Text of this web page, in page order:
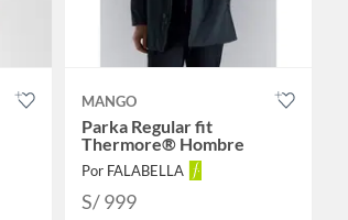
MANGO
Parka Regular fit
Thermore® Hombre
Por FALABELLA
S/ 999